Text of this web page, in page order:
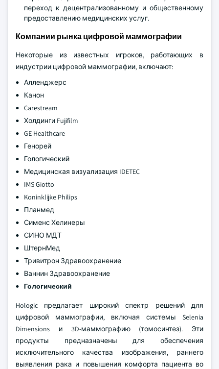
искусственного интеллекта для улучшенной
интерпретации изображений, а также расширение
достижения обусловлены растущим спросом на
персонализированные протоколы скрининга и
переход к децентрализованному и общественному
Компании рынка цифровой маммографии
Некоторые из известных игроков, работающих в
индустрии цифровой маммографии, включают:
Алленджерс
Канон
Carestream
Генорей
Гологический
Медицинская визуализация IDETEC
IMS Giotto
Koninklijke Philips
Планмед
ШтернМед
Тривитрон Здравоохранение
Ваннин Здравоохранение
Гологический
Hologic предлагает широкий спектр решений для